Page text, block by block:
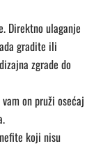
Direktno ulaganje
gradite ili
zgrade do
on pruži osećaj
koji nisu